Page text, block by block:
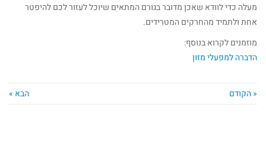
מעלה כדי לוודא שאכן מדובר בגורם המתאים שיוכל לעזור לכם להיפטר
אחת ולתמיד מהחרקים המטרידים.
מוזמנים לקרוא בנוסף:
הדברה למפעלי מזון
« הקודם הבא »